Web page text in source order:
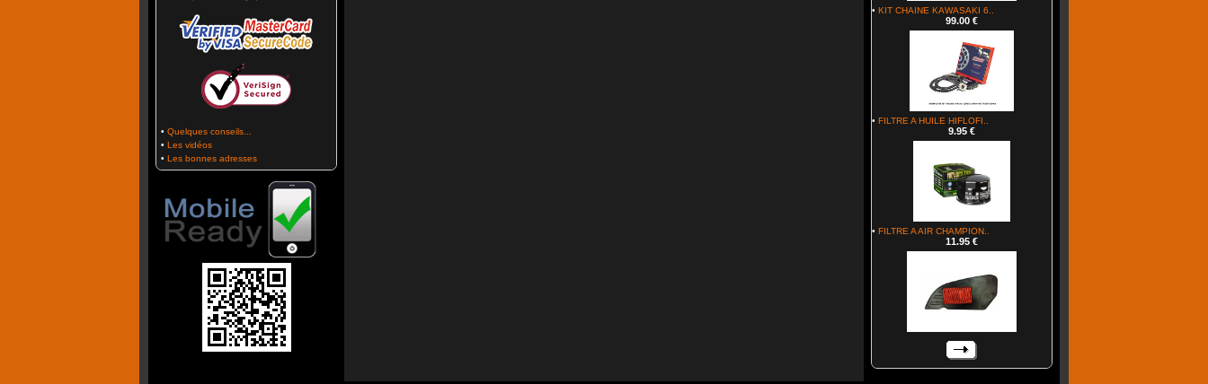
• Quelques conseils...
• Les vidéos
• Les bonnes adresses
• KIT CHAINE KAWASAKI 6..
99.00 €
• FILTRE A HUILE HIFLOFI..
9.95 €
• FILTRE A AIR CHAMPION..
11.95 €